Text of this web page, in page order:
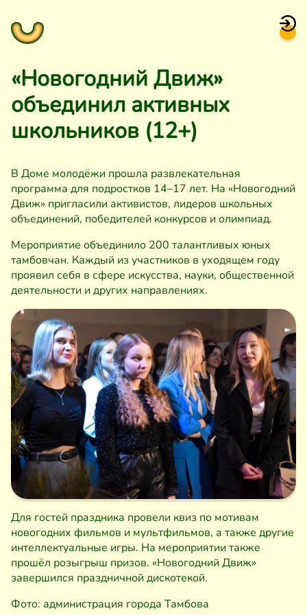
«Новогодний Движ»
объединил активных
школьников (12+)
В Доме молодёжи прошла развлекательная
программа для подростков 14–17 лет. На «Новогодний
Движ» пригласили активистов, лидеров школьных
объединений, победителей конкурсов и олимпиад.
Мероприятие объединило 200 талантливых юных
тамбовчан. Каждый из участников в уходящем году
проявил себя в сфере искусства, науки, общественной
деятельности и других направлениях.
Для гостей праздника провели квиз по мотивам
новогодних фильмов и мультфильмов, а также другие
интеллектуальные игры. На мероприятии также
прошёл розыгрыш призов. «Новогодний Движ»
завершился праздничной дискотекой.
Фото: администрация города Тамбова